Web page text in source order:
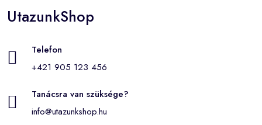
UtazunkShop
Telefon
+421 905 123 456
Tanácsra van szüksége?
info@utazunkshop.hu